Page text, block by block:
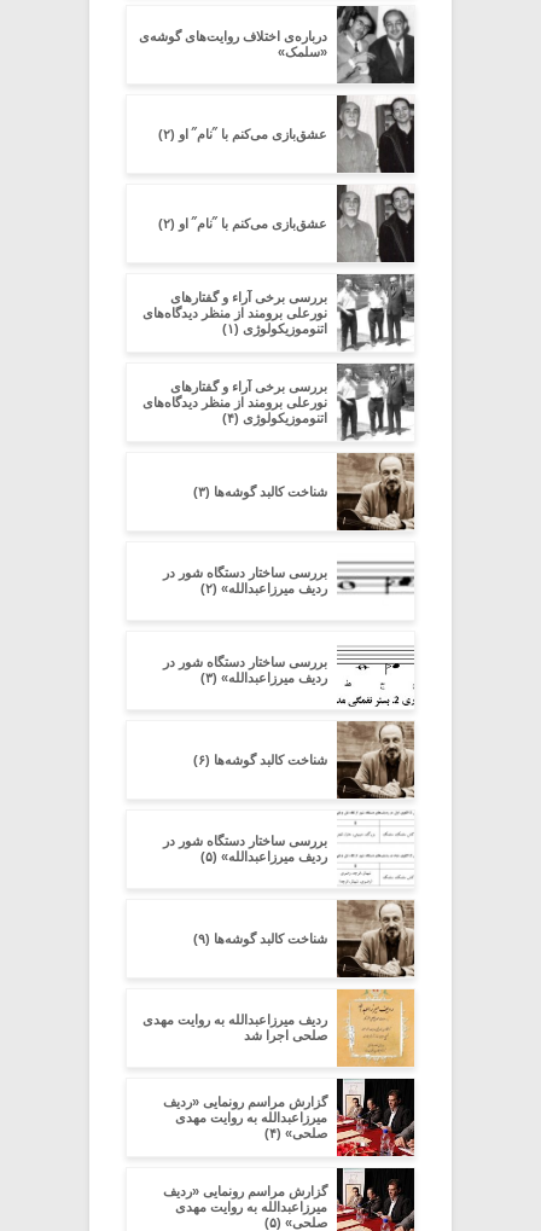
درباره‌ی اختلاف روایت‌های گوشه‌ی
«سلمک»
عشق‌بازی می‌کنم با ˝نام˝ او (۲)
عشق‌بازی می‌کنم با ˝نام˝ او (۲)
بررسی برخی آراء و گفتارهای
نورعلی برومند از منظر دیدگاه‌های
اتنوموزیکولوژی (۱)
بررسی برخی آراء و گفتارهای
نورعلی برومند از منظر دیدگاه‌های
اتنوموزیکولوژی (۴)
شناخت کالبد گوشه‌ها (۳)
بررسی ساختار دستگاه شور در
ردیف میرزاعبدالله» (۲)
بررسی ساختار دستگاه شور در
ردیف میرزاعبدالله» (۳)
شناخت کالبد گوشه‌ها (۶)
بررسی ساختار دستگاه شور در
ردیف میرزاعبدالله» (۵)
شناخت کالبد گوشه‌ها (۹)
ردیف میرزاعبدالله به روایت مهدی
صلحی اجرا شد
گزارش مراسم رونمایی «ردیف
میرزاعبدالله به روایت مهدی
صلحی» (۴)
گزارش مراسم رونمایی «ردیف
میرزاعبدالله به روایت مهدی
صلحی» (۵)